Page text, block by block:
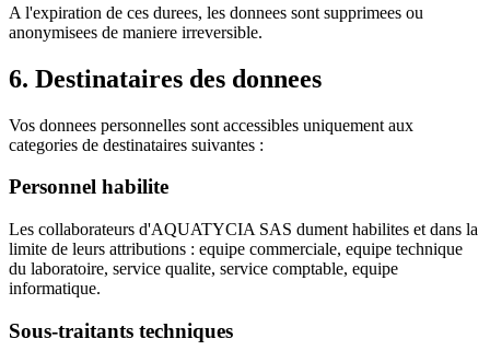
A l'expiration de ces durees, les donnees sont supprimees ou
anonymisees de maniere irreversible.
6. Destinataires des donnees
Vos donnees personnelles sont accessibles uniquement aux
categories de destinataires suivantes :
Personnel habilite
Les collaborateurs d'AQUATYCIA SAS dument habilites et dans la
limite de leurs attributions : equipe commerciale, equipe technique
du laboratoire, service qualite, service comptable, equipe
informatique.
Sous-traitants techniques